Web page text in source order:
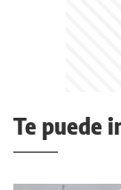
Te puede